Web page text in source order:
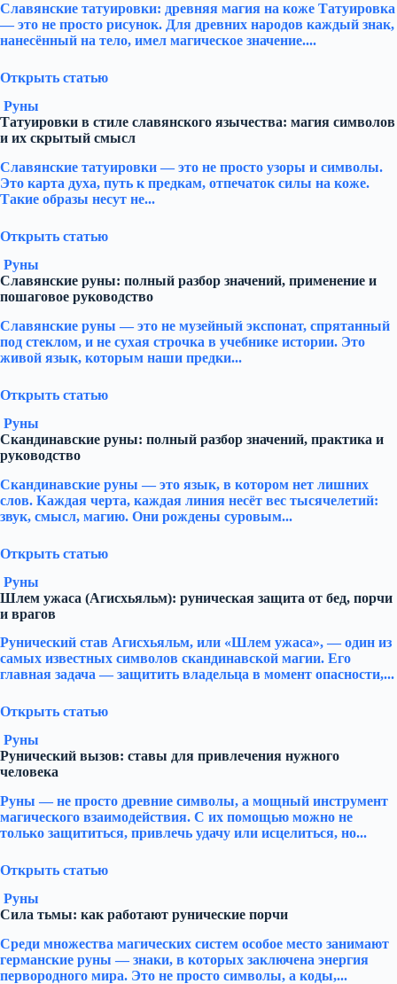
Славянские татуировки: древняя магия на коже Татуировка
— это не просто рисунок. Для древних народов каждый знак,
нанесённый на тело, имел магическое значение....
Открыть статью
Руны
Татуировки в стиле славянского язычества: магия символов
и их скрытый смысл
Славянские татуировки — это не просто узоры и символы.
Это карта духа, путь к предкам, отпечаток силы на коже.
Такие образы несут не...
Открыть статью
Руны
Славянские руны: полный разбор значений, применение и
пошаговое руководство
Славянские руны — это не музейный экспонат, спрятанный
под стеклом, и не сухая строчка в учебнике истории. Это
живой язык, которым наши предки...
Открыть статью
Руны
Скандинавские руны: полный разбор значений, практика и
руководство
Скандинавские руны — это язык, в котором нет лишних
слов. Каждая черта, каждая линия несёт вес тысячелетий:
звук, смысл, магию. Они рождены суровым...
Открыть статью
Руны
Шлем ужаса (Агисхьяльм): руническая защита от бед, порчи
и врагов
Рунический став Агисхьяльм, или «Шлем ужаса», — один из
самых известных символов скандинавской магии. Его
главная задача — защитить владельца в момент опасности,...
Открыть статью
Руны
Рунический вызов: ставы для привлечения нужного
человека
Руны — не просто древние символы, а мощный инструмент
магического взаимодействия. С их помощью можно не
только защититься, привлечь удачу или исцелиться, но...
Открыть статью
Руны
Сила тьмы: как работают рунические порчи
Среди множества магических систем особое место занимают
германские руны — знаки, в которых заключена энергия
первородного мира. Это не просто символы, а коды,...